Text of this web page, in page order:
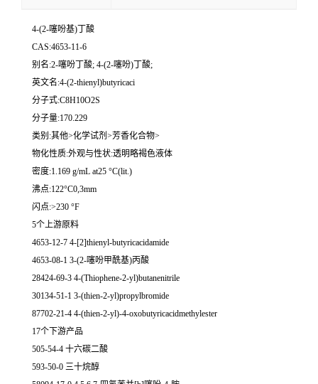
4-(2-噻吩基)丁酸
CAS:4653-11-6
别名:2-噻吩丁酸; 4-(2-噻吩)丁酸;
英文名:4-(2-thienyl)butyricaci
分子式:C8H10O2S
分子量:170.229
类别:其他>化学试剂>芳香化合物>
物化性质:外观与性状:透明略褐色液体
密度:1.169 g/mL at25 °C(lit.)
沸点:122°C0,3mm
闪点:>230 °F
5个上游原料
4653-12-7 4-[2]thienyl-butyricacidamide
4653-08-1 3-(2-噻吩甲酰基)丙酸
28424-69-3 4-(Thiophene-2-yl)butanenitrile
30134-51-1 3-(thien-2-yl)propylbromide
87702-21-4 4-(thien-2-yl)-4-oxobutyricacidmethylester
17个下游产品
505-54-4 十六碳二酸
593-50-0 三十烷醇